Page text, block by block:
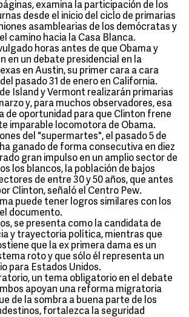
examina la participación de los
desde el inicio del ciclo de primarias
asamblearias de los demócratas y
camino hacia la Casa Blanca.
horas antes de que Obama y
en un debate presidencial en la
en Austin, su primer cara a cara
pasado 31 de enero en California.
Island y Vermont realizarán primarias
y, para muchos observadores, esa
de oportunidad para que Clinton frene
imparable locomotora de Obama.
del "supermartes", el pasado 5 de
ganado de forma consecutiva en diez
gran impulso en un amplio sector de
los blancos, la población de bajos
de entre 30 y 50 años, que antes
Clinton, señaló el Centro Pew.
puede tener logros similares con los
documento.
se presenta como la candidata de
y trayectoria política, mientras que
que la ex primera dama es un
roto y que sólo él representa un
para Estados Unidos.
un tema obligatorio en el debate
apoyan una reforma migratoria
de la sombra a buena parte de los
fortalezca la seguridad